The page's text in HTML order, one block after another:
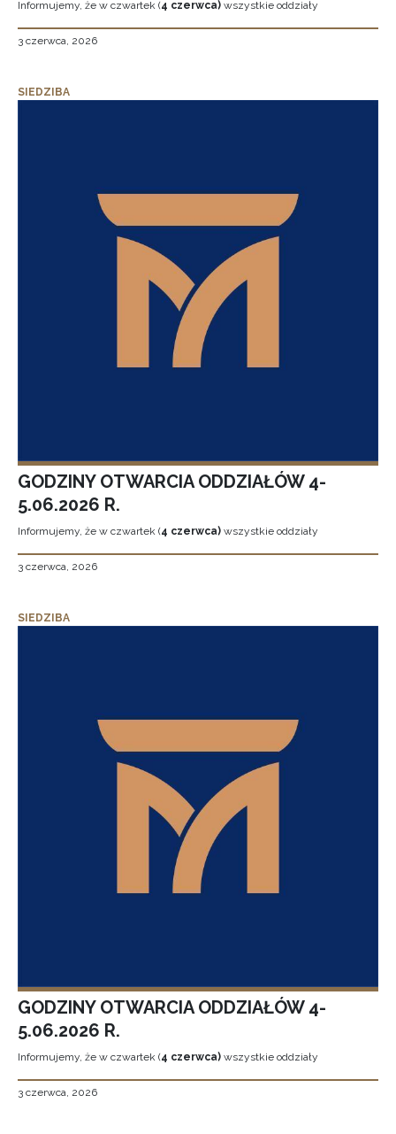
Informujemy, że w czwartek (4 czerwca) wszystkie oddziały
3 czerwca, 2026
SIEDZIBA
GODZINY OTWARCIA ODDZIAŁÓW 4-
5.06.2026 R.
Informujemy, że w czwartek (4 czerwca) wszystkie oddziały
3 czerwca, 2026
SIEDZIBA
GODZINY OTWARCIA ODDZIAŁÓW 4-
5.06.2026 R.
Informujemy, że w czwartek (4 czerwca) wszystkie oddziały
3 czerwca, 2026